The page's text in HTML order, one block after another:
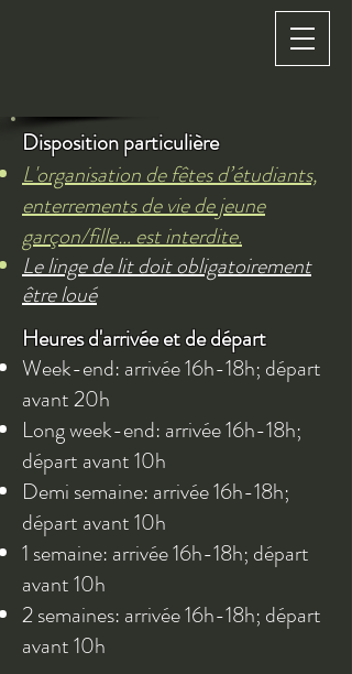
Disposition particulière
L'organisation de fêtes d’étudiants,
enterrements de vie de jeune
garçon/fille… est interdite.
Le linge de lit doit obligatoirement
être loué
Heures d'arrivée et de départ
Week-end: arrivée 16h-18h; départ
avant 20h
Long week-end: arrivée 16h-18h;
départ avant 10h
Demi semaine: arrivée 16h-18h;
départ avant 10h
1 semaine: arrivée 16h-18h; départ
avant 10h
2 semaines: arrivée 16h-18h; départ
avant 10h